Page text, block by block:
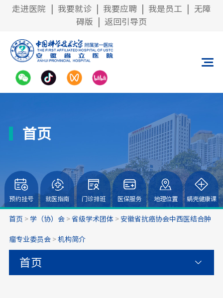
走进医院 我要就诊 我要应聘 我是员工
无障
碍版
返回引导页
首页
预约挂号 就医指南 门诊排班 医保服务 地理位置 蜗壳健康课
首页 > 学（协）会> 省级学术团体 > 安徽省抗癌协会中西医结合肿
瘤专业委员会> 机构简介
首页